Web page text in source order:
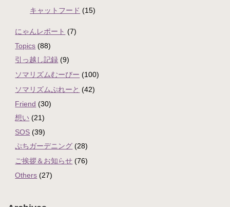
キャットフード (15)
にゃんレポート (7)
Topics (88)
引っ越し記録 (9)
ソマリズムむーびー (100)
ソマリズムぷれーと (42)
Friend (30)
想い (21)
SOS (39)
ぷちガーデニング (28)
ご挨拶＆お知らせ (76)
Others (27)